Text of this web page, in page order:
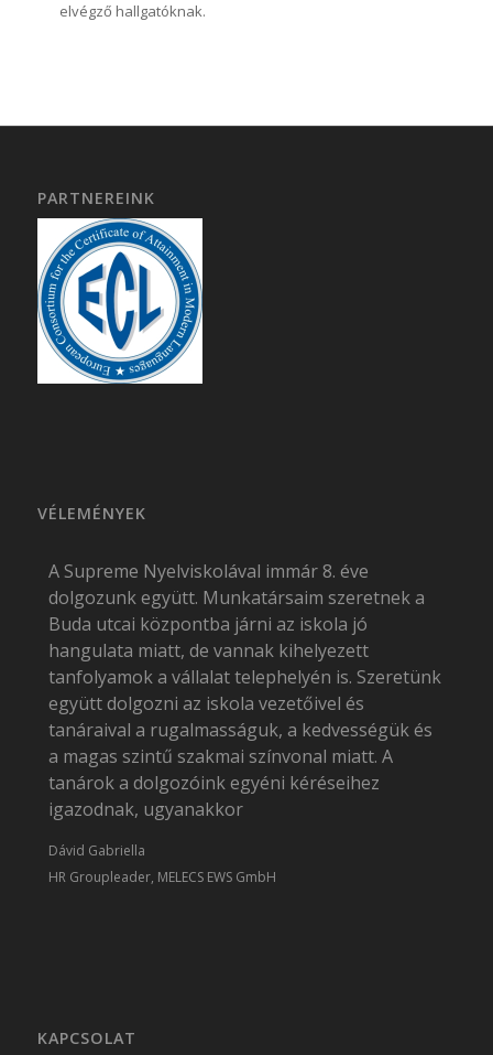
elvégző hallgatóknak.
PARTNEREINK
VÉLEMÉNYEK
A Supreme Nyelviskolával immár 8. éve
dolgozunk együtt. Munkatársaim szeretnek a
Buda utcai központba járni az iskola jó
hangulata miatt, de vannak kihelyezett
tanfolyamok a vállalat telephelyén is. Szeretünk
együtt dolgozni az iskola vezetőivel és
tanáraival a rugalmasságuk, a kedvességük és
a magas szintű szakmai színvonal miatt. A
tanárok a dolgozóink egyéni kéréseihez
igazodnak, ugyanakkor
Dávid Gabriella
HR Groupleader, MELECS EWS GmbH
KAPCSOLAT